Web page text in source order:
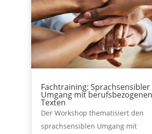
Fachtraining: Sprachsensibler
Umgang mit berufsbezogenen
Texten
Der Workshop thematisiert den
sprachsensiblen Umgang mit